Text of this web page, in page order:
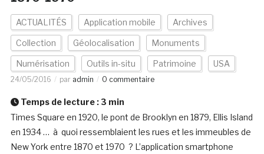
ACTUALITÉS Application mobile Archives
Collection Géolocalisation Monuments
Numérisation Outils in-situ Patrimoine USA
24/05/2016 par admin 0 commentaire
Temps de lecture : 3 min
Times Square en 1920, le pont de Brooklyn en 1879, Ellis Island
en 1934 … à quoi ressemblaient les rues et les immeubles de
New York entre 1870 et 1970 ? L’application smartphone